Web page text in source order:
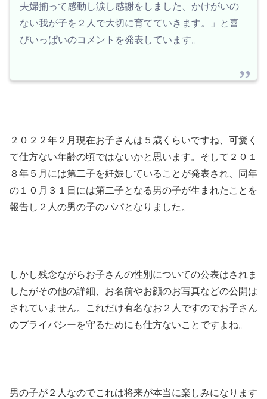
夫婦揃って感動し涙し感謝をしました、かけがいの
ない我が子を２人で大切に育てていきます。」と喜
びいっぱいのコメントを発表しています。
２０２２年２月現在お子さんは５歳くらいですね、可愛く
て仕方ない年齢の頃ではないかと思います。そして２０１
８年５月には第二子を妊娠していることが発表され、同年
の１０月３１日には第二子となる男の子が生まれたことを
報告し２人の男の子のパパとなりました。
しかし残念ながらお子さんの性別についての公表はされま
したがその他の詳細、お名前やお顔のお写真などの公開は
されていません。これだけ有名なお２人ですのでお子さん
のプライバシーを守るためにも仕方ないことですよね。
男の子が２人なのでこれは将来が本当に楽しみになります